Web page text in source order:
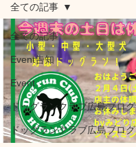
全ての記事
Event告知
Event
ドッグランクラブ広島ブログ
ドッグランクラブ広島ブログ
全ての記事